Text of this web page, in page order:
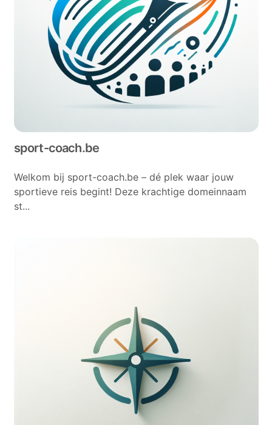
sport-coach.be
Welkom bij sport-coach.be – dé plek waar jouw
sportieve reis begint! Deze krachtige domeinnaam
st...